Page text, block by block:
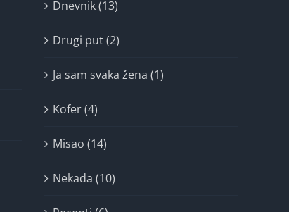
Dnevnik (13)
Drugi put (2)
Ja sam svaka žena (1)
Kofer (4)
Misao (14)
Nekada (10)